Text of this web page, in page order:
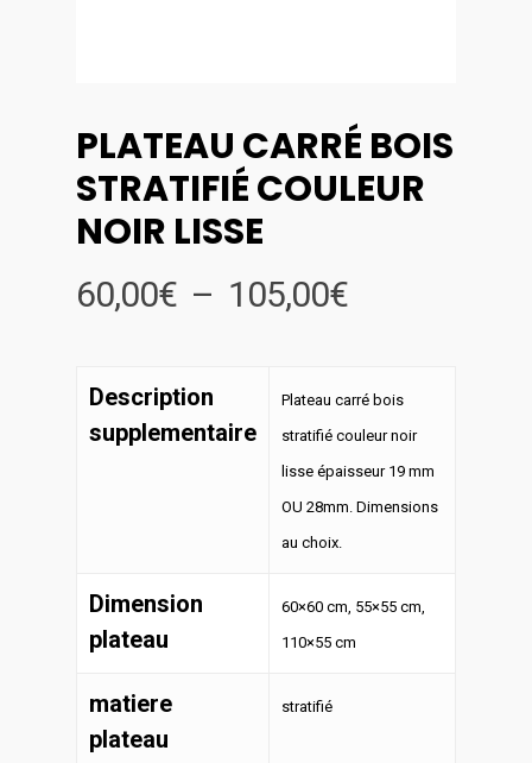
PLATEAU CARRÉ BOIS
STRATIFIÉ COULEUR
NOIR LISSE
60,00€ – 105,00€Plage
60,00€
à
105,00€
Description
supplementaire
Plateau carré bois
stratifié couleur noir
lisse épaisseur 19 mm
OU 28mm. Dimensions
au choix.
Dimension
plateau
60×60 cm, 55×55 cm,
110×55 cm
matiere
plateau
stratifié